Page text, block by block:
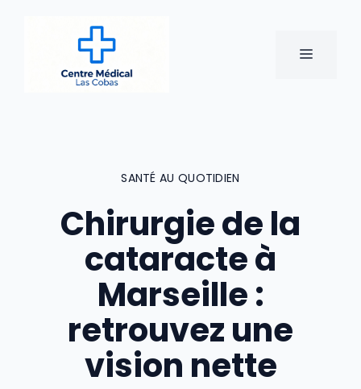
MENU
SANTÉ AU QUOTIDIEN
Chirurgie de la
cataracte à
Marseille :
retrouvez une
vision nette